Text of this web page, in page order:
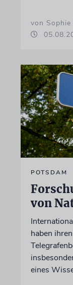
von Sophie
POTSDAM
von
haben
eines